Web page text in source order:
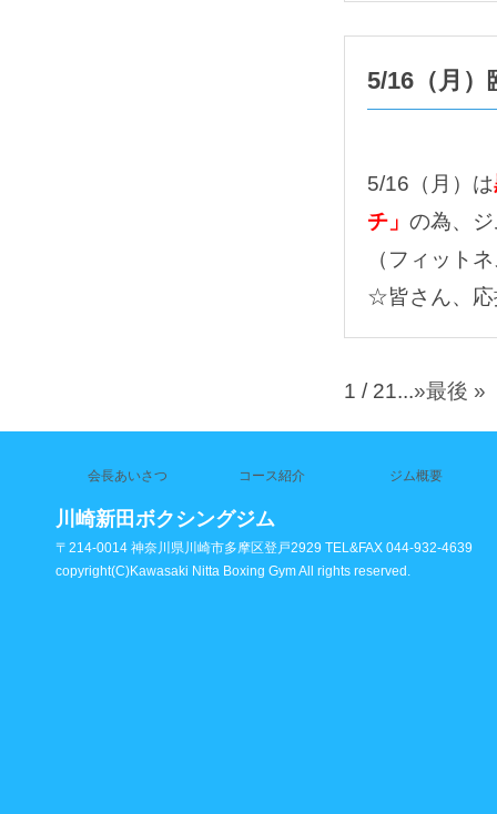
5/16（月
5/16（月）は
チ」 の為、
（フィット
☆皆さん、応
1 / 21...»最後 »
会長あいさつ コース紹介 ジム概要
川崎新田ボクシングジム
〒214-0014 神奈川県川崎市多摩区登戸2929 TEL&FAX 044-932-4639
copyright(C)Kawasaki Nitta Boxing Gym All rights reserved.